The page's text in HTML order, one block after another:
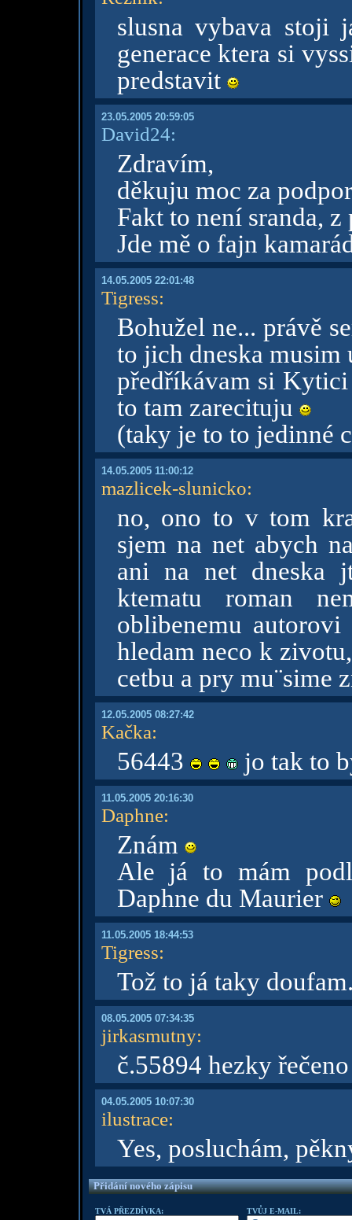
slusna vybava stoji
generace ktera si
predstavit
23.05.2005 20:59:05
David24:
Zdravím,
děkuju moc za
Fakt to není sranda,
Jde mě o fajn
14.05.2005 22:01:48
Tigress:
Bohužel ne... právě
to jich dneska musim
předříkávam si
to tam zarecituju
(taky je to to jedinné
14.05.2005 11:00:12
mazlicek-slunicko:
no, ono to v tom
sjem na net abych
ani na net dneska
ktematu roman
oblibenemu
hledam neco k
cetbu a pry mu¨sime
12.05.2005 08:27:42
Kačka:
56443 jo tak to
11.05.2005 20:16:30
Daphne:
Znám
Ale já to mám
Daphne du Maurier
11.05.2005 18:44:53
Tigress:
Tož to já taky
08.05.2005 07:34:35
jirkasmutny:
č.55894 hezky
04.05.2005 10:07:30
ilustrace:
Yes, posluchám,
Přidání nového zápisu
TVÁ PŘEZDÍVKA: TVŮJ E-MAIL: